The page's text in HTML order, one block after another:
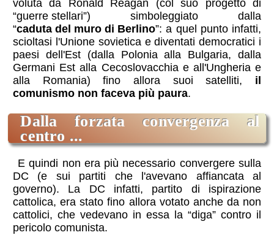
voluta da Ronald Reagan (col suo progetto di
“guerre stellari”) simboleggiato dalla
“caduta del muro di Berlino”: a quel punto infatti,
scioltasi l'Unione sovietica e diventati democratici i
paesi dell'Est (dalla Polonia alla Bulgaria, dalla
Germani Est alla Cecoslovacchia e all'Ungheria e
alla Romania) fino allora suoi satelliti, il
comunismo non faceva più paura.
dalla forzata convergenza al
centro ...
E quindi non era più necessario convergere sulla
DC (e sui partiti che l'avevano affiancata al
governo). La DC infatti, partito di ispirazione
cattolica, era stato fino allora votato anche da non
cattolici, che vedevano in essa la “diga” contro il
pericolo comunista.